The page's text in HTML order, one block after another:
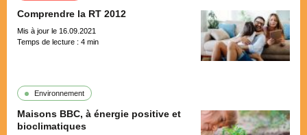
Comprendre la RT 2012
Mis à jour le 16.09.2021
Temps de lecture : 4 min
Environnement
Maisons BBC, à énergie positive et
bioclimatiques